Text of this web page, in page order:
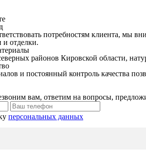
потребностям клиента, мы
и отделки.
районов Кировской области,
и постоянный контроль качества
вам, ответим на вопросы,
персональных данных